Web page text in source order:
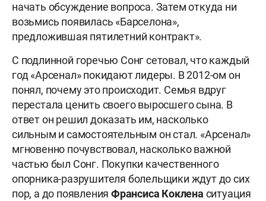
начать обсуждение вопроса. Затем откуда ни
возьмись появилась «Барселона»,
предложившая пятилетний контракт».
С подлинной горечью Сонг сетовал, что каждый
год «Арсенал» покидают лидеры. В 2012-ом он
понял, почему это происходит. Семья вдруг
перестала ценить своего выросшего сына. В
ответ он решил доказать им, насколько
сильным и самостоятельным он стал. «Арсенал»
мгновенно почувствовал, насколько важной
частью был Сонг. Покупки качественного
опорника-разрушителя болельщики ждут до сих
пор, а до появления Франсиса Коклена ситуация